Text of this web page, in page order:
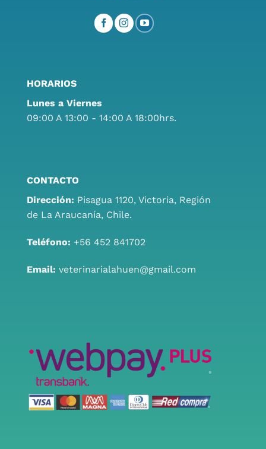
HORARIOS
Lunes a Viernes
09:00 A 13:00 - 14:00 A 18:00hrs.
CONTACTO
Dirección: Pisagua 1120, Victoria, Región
de La Araucanía, Chile.
Teléfono: +56 452 841702
Email: veterinarialahuen@gmail.com